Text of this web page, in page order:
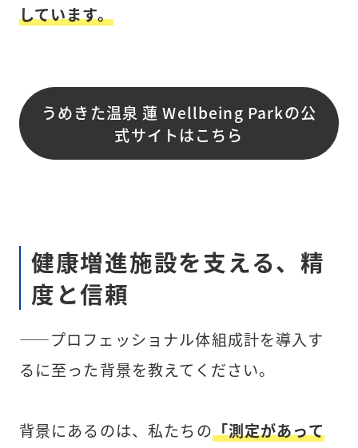
しています。
うめきた温泉 蓮 Wellbeing Parkの公
式サイトはこちら
健康増進施設を支える、精
度と信頼
――プロフェッショナル体組成計を導入す
るに至った背景を教えてください。
背景にあるのは、私たちの「測定があって